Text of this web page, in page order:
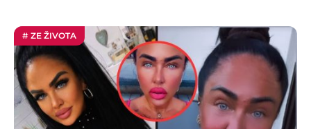
# ZE ŽIVOTA